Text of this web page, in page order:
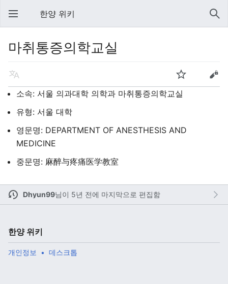
한양 위키
마취통증의학교실
소속: 서울 의과대학 의학과 마취통증의학교실
유형: 서울 대학
영문명: DEPARTMENT OF ANESTHESIS AND
MEDICINE
중문명: 麻醉与疼痛医学教室
Dhyun99님이 5년 전에 마지막으로 편집함
한양 위키
개인정보 데스크톱